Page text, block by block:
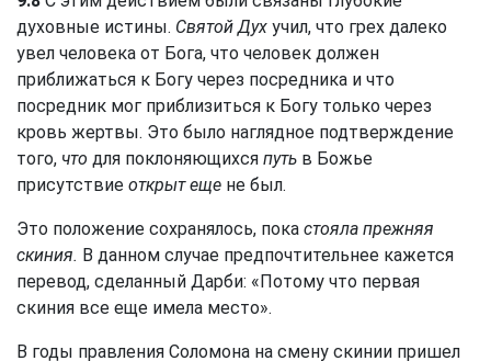
духовные истины. Святой Дух учил, что грех далеко
увел человека от Бога, что человек должен
приближаться к Богу через посредника и что
посредник мог приблизиться к Богу только через
кровь жертвы. Это было наглядное подтверждение
того, что для поклоняющихся путь в Божье
присутствие открыт еще не был.
Это положение сохранялось, пока стояла прежняя
скиния. В данном случае предпочтительнее кажется
перевод, сделанный Дарби: «Потому что первая
скиния все еще имела место».
В годы правления Соломона на смену скинии пришел